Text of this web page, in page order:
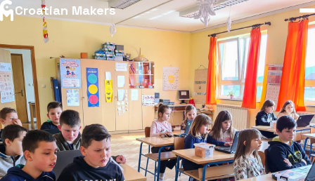
Croatian Makers